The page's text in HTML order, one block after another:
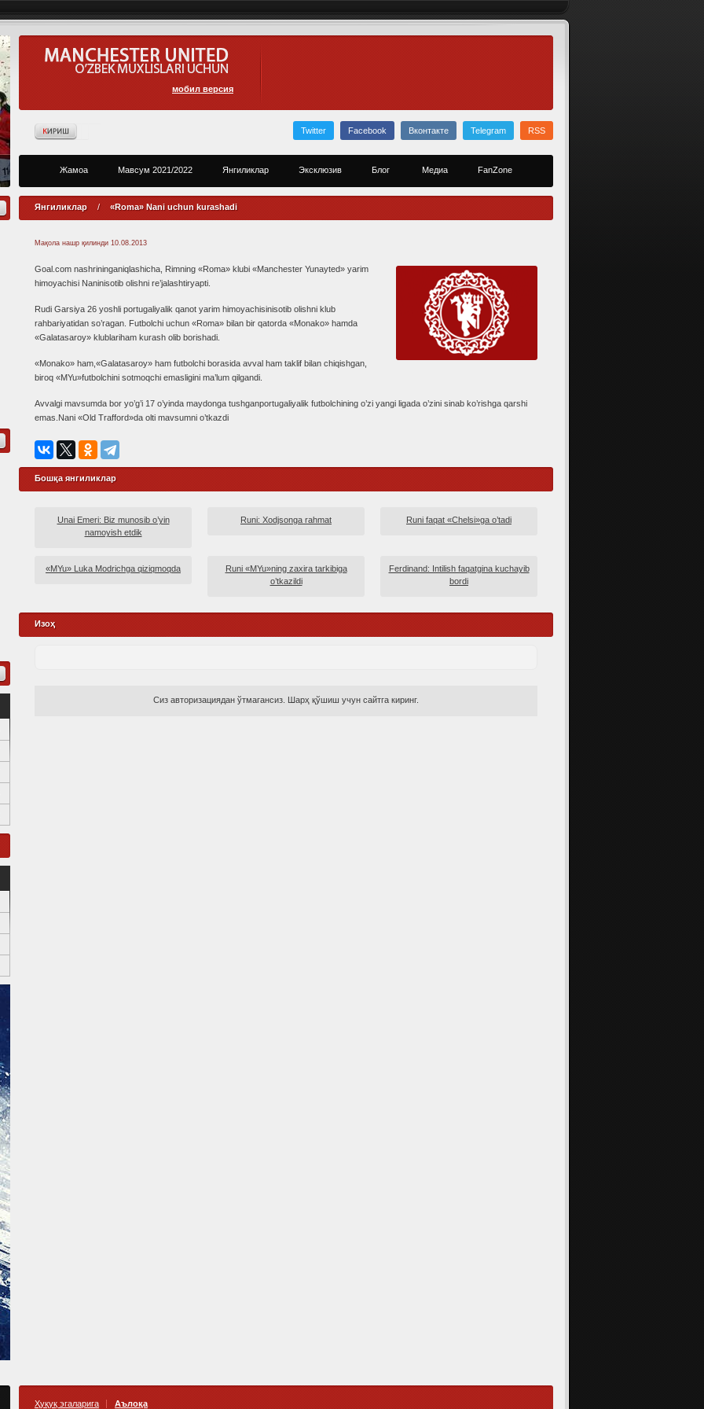
мобил версия
Twitter Facebook Вконтакте Telegram RSS
Жамоа Мавсум 2021/2022 Янгиликлар Эксклюзив Блог Медиа FanZone
Янгиликлар / «Roma» Nani uchun kurashadi
Мақола нашр қилинди 10.08.2013
Goal.com nashrininganiqlashicha, Rimning «Roma» klubi «Manchester Yunayted» yarim
himoyachisi Naninisotib olishni re’jalashtiryapti.
Rudi Garsiya 26 yoshli portugaliyalik qanot yarim himoyachisinisotib olishni klub
rahbariyatidan so’ragan. Futbolchi uchun «Roma» bilan bir qatorda «Monako» hamda
«Galatasaroy» klublariham kurash olib borishadi.
«Monako» ham,«Galatasaroy» ham futbolchi borasida avval ham taklif bilan chiqishgan,
biroq «MYu»futbolchini sotmoqchi emasligini ma’lum qilgandi.
Avvalgi mavsumda bor yo’g’i 17 o’yinda maydonga tushganportugaliyalik futbolchining o’zi yangi ligada o’zini sinab ko’rishga qarshi
emas.Nani «Old Trafford»da olti mavsumni o’tkazdi
Бошқа янгиликлар
Unai Emeri: Biz munosib o’yin
namoyish etdik
Runi: Xodjsonga rahmat Runi faqat «Chelsi»ga o’tadi
«MYu» Luka Modrichga qiziqmoqda
Runi «MYu»ning zaxira tarkibiga
o’tkazildi
Ferdinand: Intilish faqatgina kuchayib
bordi
Изоҳ
Сиз авторизациядан ўтмагансиз. Шарҳ қўшиш учун сайтга киринг.
Ҳуқуқ эгаларига Аълоқа